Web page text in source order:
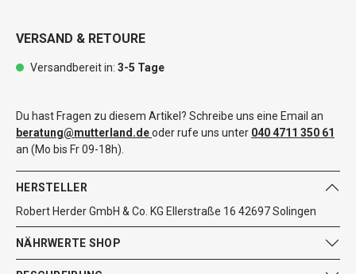
VERSAND & RETOURE
Versandbereit in: 3-5 Tage
Du hast Fragen zu diesem Artikel? Schreibe uns eine Email an
beratung@mutterland.deoder rufe uns unter 040 4711 350 61
an (Mo bis Fr 09-18h).
HERSTELLER
Robert Herder GmbH & Co. KG Ellerstraße 16 42697 Solingen
NÄHRWERTE SHOP